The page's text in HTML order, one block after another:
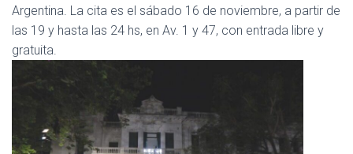
Argentina. La cita es el sábado 16 de noviembre, a partir de
las 19 y hasta las 24 hs, en Av. 1 y 47, con entrada libre y
gratuita.